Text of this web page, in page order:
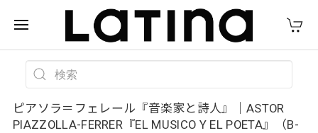
ピアソラ＝フェレール『音楽家と詩人』｜ASTOR
PIAZZOLLA-FERRER『EL MUSICO Y EL POETA』（B-